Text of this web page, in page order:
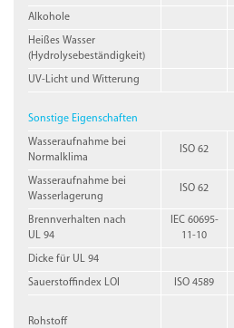
Alkohole
Heißes Wasser
(Hydrolysebeständigkeit)
UV-Licht und Witterung
Sonstige Eigenschaften
Wasseraufnahme bei
Normalklima
ISO 62
Wasseraufnahme bei
Wasserlagerung
ISO 62
Brennverhalten nach
UL 94
IEC 60695-
11-10
Dicke für UL 94
Sauerstoffindex LOI ISO 4589
Rohstoff